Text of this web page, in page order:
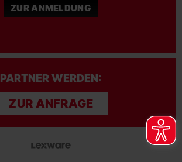
ZUR ANMELDUNG
PARTNER WERDEN:
ZUR ANFRAGE